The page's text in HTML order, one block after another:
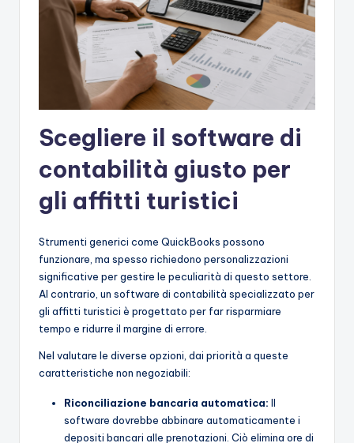
Scegliere il software di
contabilità giusto per
gli affitti turistici
Strumenti generici come QuickBooks possono
funzionare, ma spesso richiedono personalizzazioni
significative per gestire le peculiarità di questo settore.
Al contrario, un software di contabilità specializzato per
gli affitti turistici è progettato per far risparmiare
tempo e ridurre il margine di errore.
Nel valutare le diverse opzioni, dai priorità a queste
caratteristiche non negoziabili:
Riconciliazione bancaria automatica: Il
software dovrebbe abbinare automaticamente i
depositi bancari alle prenotazioni. Ciò elimina ore di